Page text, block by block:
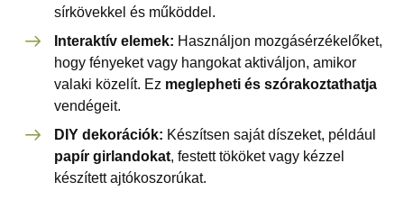
sírkövekkel és működdel.
Interaktív elemek: Használjon mozgásérzékelőket,
hogy fényeket vagy hangokat aktiváljon, amikor
valaki közelít. Ez meglepheti és szórakoztathatja
vendégeit.
DIY dekorációk: Készítsen saját díszeket, például
papír girlandokat, festett tököket vagy kézzel
készített ajtókoszorúkat.